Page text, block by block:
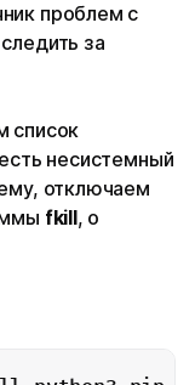
проблем с
за
список
несистемный
отключаем
fkill, о